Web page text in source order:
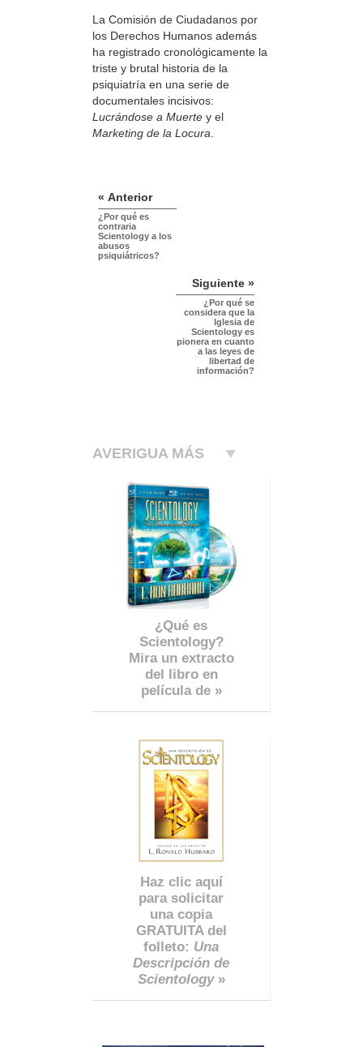
La Comisión de Ciudadanos por
los Derechos Humanos además
ha registrado cronológicamente la
triste y brutal historia de la
psiquiatría en una serie de
documentales incisivos:
Lucrándose a Muerte y el
Marketing de la Locura.
« Anterior
¿Por qué es
contraria
Scientology a los
abusos
psiquiátricos?
Siguiente »
¿Por qué se
considera que la
Iglesia de
Scientology es
pionera en cuanto
a las leyes de
libertad de
información?
AVERIGUA MÁS
¿Qué es
Scientology?
Mira un extracto
del libro en
película de »
Haz clic aquí
para solicitar
una copia
GRATUITA del
folleto: Una
Descripción de
Scientology»